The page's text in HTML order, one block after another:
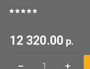
12 320.00 р.